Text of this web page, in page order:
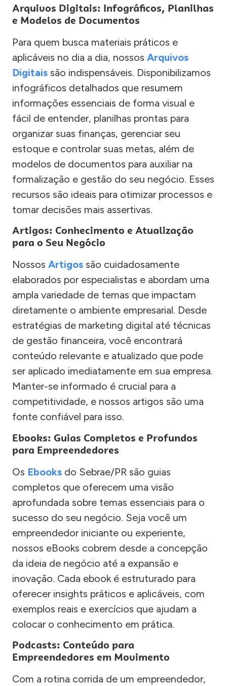
Arquivos Digitais: Infográficos, Planilhas
e Modelos de Documentos
Para quem busca materiais práticos e
aplicáveis no dia a dia, nossos Arquivos
Digitais são indispensáveis. Disponibilizamos
infográficos detalhados que resumem
informações essenciais de forma visual e
fácil de entender, planilhas prontas para
organizar suas finanças, gerenciar seu
estoque e controlar suas metas, além de
modelos de documentos para auxiliar na
formalização e gestão do seu negócio. Esses
recursos são ideais para otimizar processos e
tomar decisões mais assertivas.
Artigos: Conhecimento e Atualização
para o Seu Negócio
Nossos Artigos são cuidadosamente
elaborados por especialistas e abordam uma
ampla variedade de temas que impactam
diretamente o ambiente empresarial. Desde
estratégias de marketing digital até técnicas
de gestão financeira, você encontrará
conteúdo relevante e atualizado que pode
ser aplicado imediatamente em sua empresa.
Manter-se informado é crucial para a
competitividade, e nossos artigos são uma
fonte confiável para isso.
Ebooks: Guias Completos e Profundos
para Empreendedores
Os Ebooks do Sebrae/PR são guias
completos que oferecem uma visão
aprofundada sobre temas essenciais para o
sucesso do seu negócio. Seja você um
empreendedor iniciante ou experiente,
nossos eBooks cobrem desde a concepção
da ideia de negócio até a expansão e
inovação. Cada ebook é estruturado para
oferecer insights práticos e aplicáveis, com
exemplos reais e exercícios que ajudam a
colocar o conhecimento em prática.
Podcasts: Conteúdo para
Empreendedores em Movimento
Com a rotina corrida de um empreendedor,